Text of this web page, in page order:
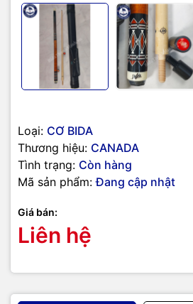
Loại: CƠ BIDA
Thương hiệu: CANADA
Tình trạng: Còn hàng
Mã sản phẩm: Đang cập nhật
Giá bán:
Liên hệ